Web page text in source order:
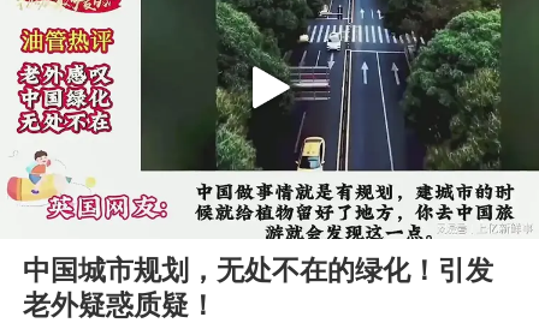
00:00 01:13
Play
中国城市规划，无处不在的绿化！引发
老外疑惑质疑！